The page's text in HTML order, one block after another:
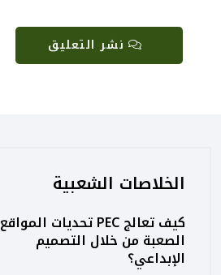
نشر التعليق
الخلاصات الشعبية
كيف تعالج PEC تحديات المواقع
الصعبة من خلال التصميم
الإبداعي؟